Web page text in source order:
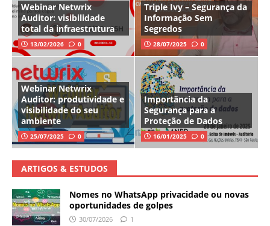
Webinar Netwrix
Auditor: visibilidade
total da infraestrutura
13/02/2026 0
Triple Ivy – Segurança da
Informação Sem
Segredos
28/07/2025 0
Webinar Netwrix
Auditor: produtividade e
visibilidade do seu
ambiente
25/07/2025 0
Importância da
Segurança para a
Proteção de Dados
16/01/2025 0
ARTIGOS & ESTUDOS
Nomes no WhatsApp privacidade ou novas
oportunidades de golpes
30/07/2026 1